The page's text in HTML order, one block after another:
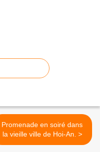
Promenade en soiré dans
la vieille ville de Hoi-An. >